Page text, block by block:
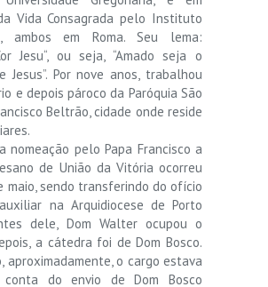
Vida Consagrada pelo Instituto
ambos em Roma. Seu lema:
Jesu“, ou seja, “Amado seja o
Jesus”. Por nove anos, trabalhou
e depois pároco da Paróquia São
Beltrão, cidade onde reside
nomeação pelo Papa Francisco a
de União da Vitória ocorreu
maio, sendo transferindo do ofício
na Arquidiocese de Porto
dele, Dom Walter ocupou o
a cátedra foi de Dom Bosco.
aproximadamente, o cargo estava
do envio de Dom Bosco